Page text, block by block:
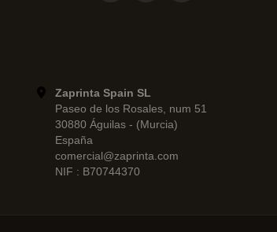
Zaprinta Spain SL
Paseo de los Rosales, num 51
30880 Águilas - (Murcia)
España
comercial@zaprinta.com
NIF : B70744370